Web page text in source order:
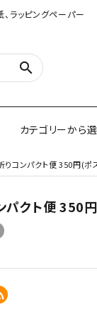
ラッピングペーパー
search
カテゴリーから
紙雑貨
コンパクト便 350円(ポ
クト便 350円